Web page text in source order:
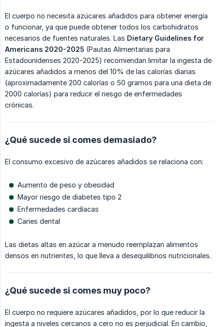
El cuerpo no necesita azúcares añadidos para obtener energía
o funcionar, ya que puede obtener todos los carbohidratos
necesarios de fuentes naturales. Las Dietary Guidelines for
Americans 2020-2025 (Pautas Alimentarias para
Estadounidenses 2020-2025) recomiendan limitar la ingesta de
azúcares añadidos a menos del 10% de las calorías diarias
(aproximadamente 200 calorías o 50 gramos para una dieta de
2000 calorías) para reducir el riesgo de enfermedades
crónicas.
¿Qué sucede si comes demasiado?
El consumo excesivo de azúcares añadidos se relaciona con:
Aumento de peso y obesidad
Mayor riesgo de diabetes tipo 2
Enfermedades cardíacas
Caries dental
Las dietas altas en azúcar a menudo reemplazan alimentos
densos en nutrientes, lo que lleva a desequilibrios nutricionales.
¿Qué sucede si comes muy poco?
El cuerpo no requiere azúcares añadidos, por lo que reducir la
ingesta a niveles cercanos a cero no es perjudicial. En cambio,